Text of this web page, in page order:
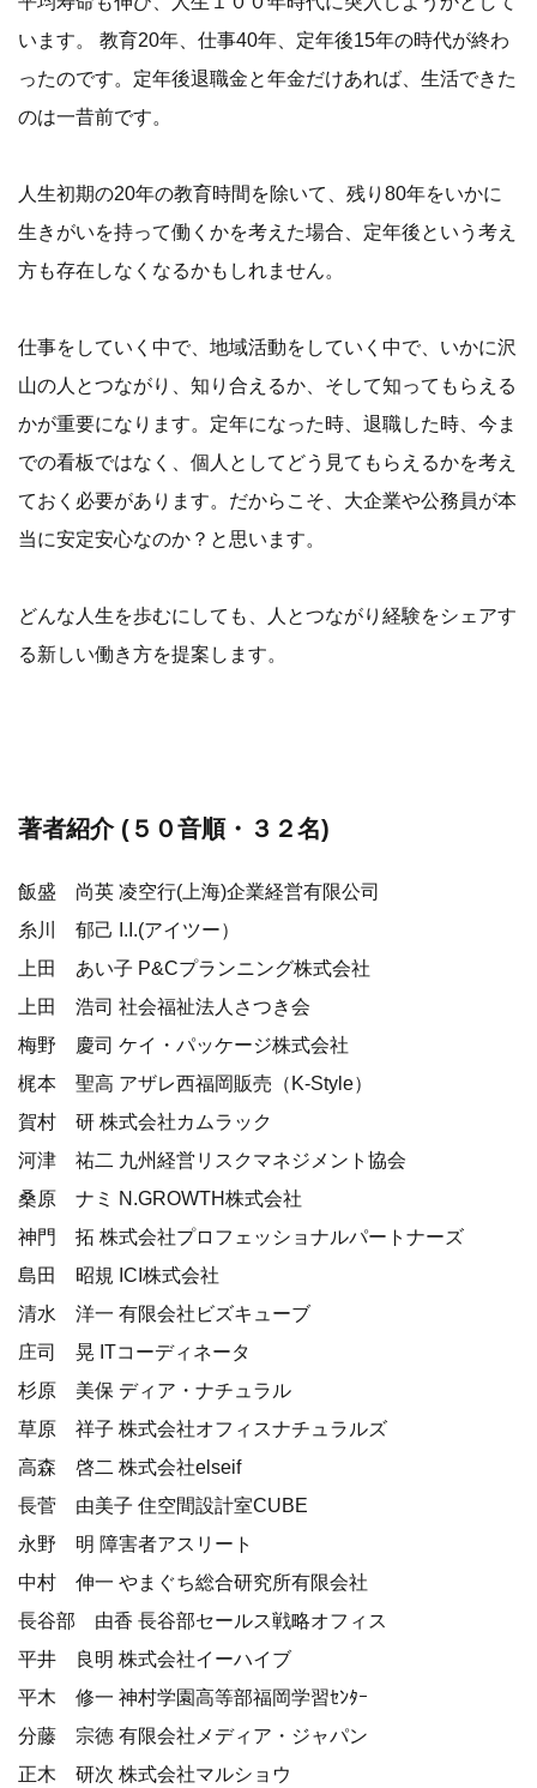
います。 教育20年、仕事40年、定年後15年の時代が終わ
ったのです。定年後退職金と年金だけあれば、生活できた
のは一昔前です。
人生初期の20年の教育時間を除いて、残り80年をいかに
生きがいを持って働くかを考えた場合、定年後という考え
方も存在しなくなるかもしれません。
仕事をしていく中で、地域活動をしていく中で、いかに沢
山の人とつながり、知り合えるか、そして知ってもらえる
かが重要になります。定年になった時、退職した時、今ま
での看板ではなく、個人としてどう見てもらえるかを考え
ておく必要があります。だからこそ、大企業や公務員が本
当に安定安心なのか？と思います。
どんな人生を歩むにしても、人とつながり経験をシェアす
る新しい働き方を提案します。
著者紹介 (５０音順・３２名)
飯盛 尚英 凌空行(上海)企業経営有限公司
糸川 郁己 I.I.(アイツー）
上田 あい子 P&Cプランニング株式会社
上田 浩司 社会福祉法人さつき会
梅野 慶司 ケイ・パッケージ株式会社
梶本 聖高 アザレ西福岡販売（K-Style）
賀村 研 株式会社カムラック
河津 祐二 九州経営リスクマネジメント協会
桑原 ナミ N.GROWTH株式会社
神門 拓 株式会社プロフェッショナルパートナーズ
島田 昭規 ICI株式会社
清水 洋一 有限会社ビズキューブ
庄司 晃 ITコーディネータ
杉原 美保 ディア・ナチュラル
草原 祥子 株式会社オフィスナチュラルズ
高森 啓二 株式会社elseif
長菅 由美子 住空間設計室CUBE
永野 明 障害者アスリート
中村 伸一 やまぐち総合研究所有限会社
長谷部 由香 長谷部セールス戦略オフィス
平井 良明 株式会社イーハイブ
平木 修一 神村学園高等部福岡学習ｾﾝﾀｰ
分藤 宗徳 有限会社メディア・ジャパン
正木 研次 株式会社マルショウ